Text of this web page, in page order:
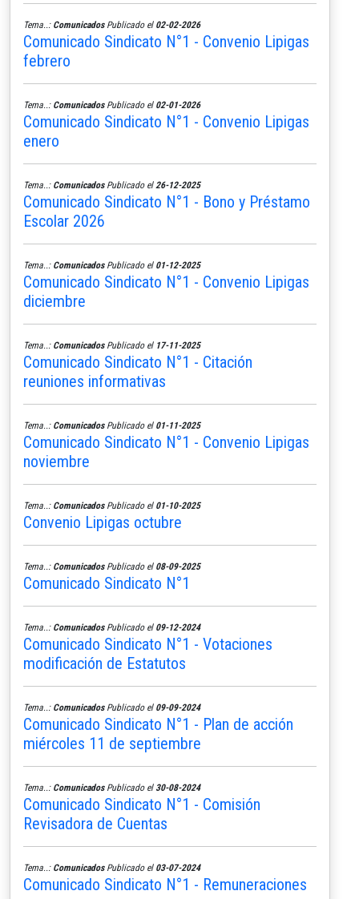
Tema..: ComunicadosPublicado el 02-02-2026
Comunicado Sindicato N°1 - Convenio Lipigas
febrero
Tema..: ComunicadosPublicado el 02-01-2026
Comunicado Sindicato N°1 - Convenio Lipigas
enero
Tema..: ComunicadosPublicado el 26-12-2025
Comunicado Sindicato N°1 - Bono y Préstamo
Escolar 2026
Tema..: ComunicadosPublicado el 01-12-2025
Comunicado Sindicato N°1 - Convenio Lipigas
diciembre
Tema..: ComunicadosPublicado el 17-11-2025
Comunicado Sindicato N°1 - Citación
reuniones informativas
Tema..: ComunicadosPublicado el 01-11-2025
Comunicado Sindicato N°1 - Convenio Lipigas
noviembre
Tema..: ComunicadosPublicado el 01-10-2025
Convenio Lipigas octubre
Tema..: ComunicadosPublicado el 08-09-2025
Comunicado Sindicato N°1
Tema..: ComunicadosPublicado el 09-12-2024
Comunicado Sindicato N°1 - Votaciones
modificación de Estatutos
Tema..: ComunicadosPublicado el 09-09-2024
Comunicado Sindicato N°1 - Plan de acción
miércoles 11 de septiembre
Tema..: ComunicadosPublicado el 30-08-2024
Comunicado Sindicato N°1 - Comisión
Revisadora de Cuentas
Tema..: ComunicadosPublicado el 03-07-2024
Comunicado Sindicato N°1 - Remuneraciones